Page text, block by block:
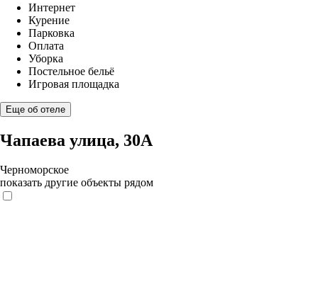
Интернет
Курение
Парковка
Оплата
Уборка
Постельное бельё
Игровая площадка
Еще об отеле
Чапаева улица, 30А
Черноморское
показать другие объекты рядом